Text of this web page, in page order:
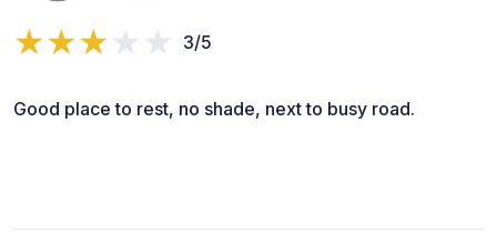
3/5
Good place to rest, no shade, next to busy road.